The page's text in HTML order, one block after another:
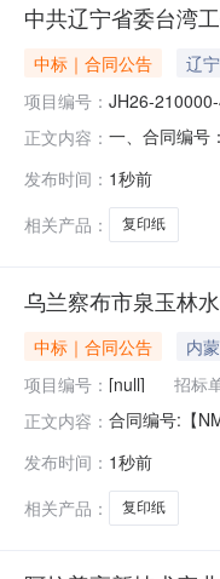
中共辽宁省委台湾
中标｜合同公告 辽
项目编号： JH26-
正文内容： 一、合同编号
子有限公司
发布时间： 1秒前
相关产品：
复印纸
乌兰察布市泉玉林
中标｜合同公告 内
项目编号： [null] 招标
正文内容： 合同编号:【
主要信息1、
发布时间： 1秒前
相关产品：
复印纸